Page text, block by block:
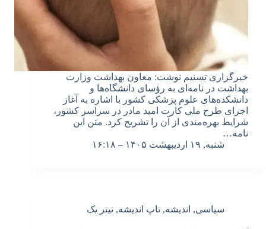
خبرگزاری تسنیم نوشت: معاون بهداشت وزارت
بهداشت در نامه‌ای به رؤسای دانشگاه‌ها و
دانشکده‌های علوم پزشکی کشور با اشاره به آغاز
اجرای طرح ملی کارت امید مادر در سراسر کشور،
شرایط بهره‌مندی از آن را تشریح کرد. متن این
نامه…
شنبه, ۱۹ اردیبهشت ۱۴۰۵ – ۱۶:۱۸
سیاسی, اندیشه, تاپ اندیشه, تیتر یک